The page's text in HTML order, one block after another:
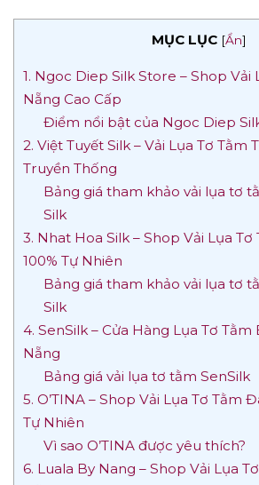
MỤC LỤC [Ẩn]
1. Ngoc Diep Silk Store – Shop Vải
Nẵng Cao Cấp
Điểm nổi bật của Ngoc Diep
2. Việt Tuyết Silk – Vải Lụa Tơ Tằm
Truyền Thống
Bảng giá tham khảo vải lụa tơ
Silk
3. Nhat Hoa Silk – Shop Vải Lụa
100% Tự Nhiên
Bảng giá tham khảo vải lụa tơ
Silk
4. SenSilk – Cửa Hàng Lụa Tơ Tằm
Nẵng
Bảng giá vải lụa tơ tằm SenSilk
5. O’TINA – Shop Vải Lụa Tơ Tằm
Tự Nhiên
Vì sao O’TINA được yêu thích?
6. Luala By Nang – Shop Vải Lụa